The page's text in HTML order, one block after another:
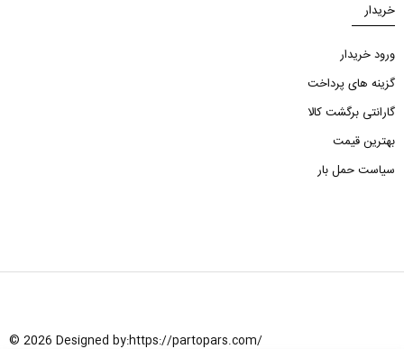
خریدار
ورود خریدار
گزینه های پرداخت
گارانتی برگشت کالا
بهترین قیمت
سیاست حمل بار
© 2026 Designed by:https://partopars.com/